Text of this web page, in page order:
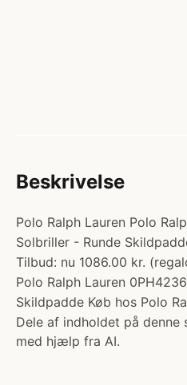
Beskrivelse
Polo Ralph Lauren Polo
Solbriller - Runde
Tilbud: nu 1086.00 kr.
Polo Ralph Lauren
Skildpadde Køb hos Polo
Dele af indholdet på
med hjælp fra AI.